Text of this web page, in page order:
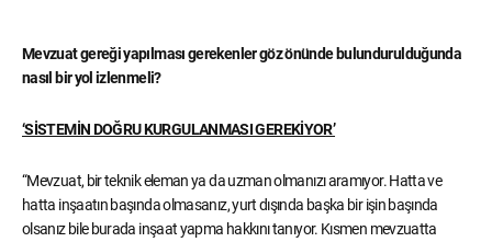
Mevzuat gereği yapılması gerekenler göz önünde bulundurulduğunda
nasıl bir yol izlenmeli?
‘SİSTEMİN DOĞRU KURGULANMASI GEREKİYOR’
“Mevzuat, bir teknik eleman ya da uzman olmanızı aramıyor. Hatta ve
hatta inşaatın başında olmasanız, yurt dışında başka bir işin başında
olsanız bile burada inşaat yapma hakkını tanıyor. Kısmen mevzuatta